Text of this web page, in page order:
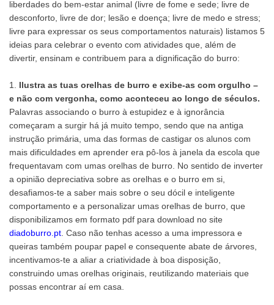
liberdades do bem-estar animal (livre de fome e sede; livre de
desconforto, livre de dor; lesão e doença; livre de medo e stress;
livre para expressar os seus comportamentos naturais) listamos 5
ideias para celebrar o evento com atividades que, além de
divertir, ensinam e contribuem para a dignificação do burro:
1. Ilustra as tuas orelhas de burro e exibe-as com orgulho –
e não com vergonha, como aconteceu ao longo de séculos.
Palavras associando o burro à estupidez e à ignorância
começaram a surgir há já muito tempo, sendo que na antiga
instrução primária, uma das formas de castigar os alunos com
mais dificuldades em aprender era pô-los à janela da escola que
frequentavam com umas orelhas de burro. No sentido de inverter
a opinião depreciativa sobre as orelhas e o burro em si,
desafiamos-te a saber mais sobre o seu dócil e inteligente
comportamento e a personalizar umas orelhas de burro, que
disponibilizamos em formato pdf para download no site
diadoburro.pt . Caso não tenhas acesso a uma impressora e
queiras também poupar papel e consequente abate de árvores,
incentivamos-te a aliar a criatividade à boa disposição,
construindo umas orelhas originais, reutilizando materiais que
possas encontrar aí em casa.